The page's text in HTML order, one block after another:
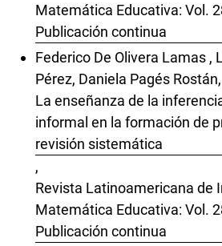
Matemática Educativa: Vol.
Publicación continua
Federico De Olivera Lamas ,
Pérez, Daniela Pagés Rostán,
La enseñanza de la
informal en la formación de
revisión sistemática
,
Revista Latinoamericana de
Matemática Educativa: Vol.
Publicación continua